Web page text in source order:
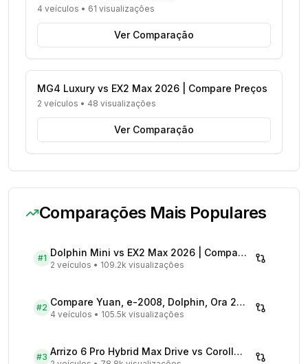
4 veículos • 61 visualizações
Ver Comparação
MG4 Luxury vs EX2 Max 2026 | Compare Preços
2 veículos • 48 visualizações
Ver Comparação
Comparações Mais Populares
#1 Dolphin Mini vs EX2 Max 2026 | Compare Preços
2 veículos • 109.2k visualizações
#2 Compare Yuan, e-2008, Dolphin, Ora 2026 | Veículos Elétricos
4 veículos • 105.5k visualizações
#3 Arrizo 6 Pro Hybrid Max Drive vs Corolla Cross XRX Hybrid - Comparativo Completo